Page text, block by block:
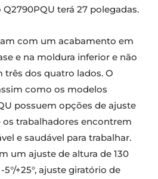
terá 27 polegadas.
com um acabamento em
e na moldura inferior e não
dos quatro lados. O
como os modelos
possuem opções de ajuste
trabalhadores encontrem
e saudável para trabalhar.
um ajuste de altura de 130
+25°, ajuste giratório de